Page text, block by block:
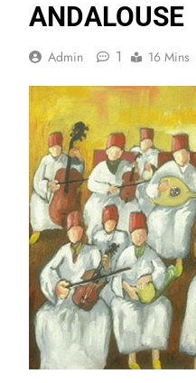
ANDALOUSE
Admin 1 16 Mins